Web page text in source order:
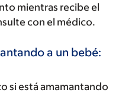
mientras recibe el
con el médico.
a un bebé:
si está amamantando